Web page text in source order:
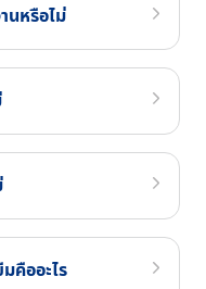
นหรือไม่
คืออะไร